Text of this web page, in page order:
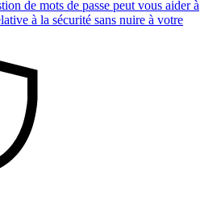
de mots de passe peut vous aider à
à la sécurité sans nuire à votre